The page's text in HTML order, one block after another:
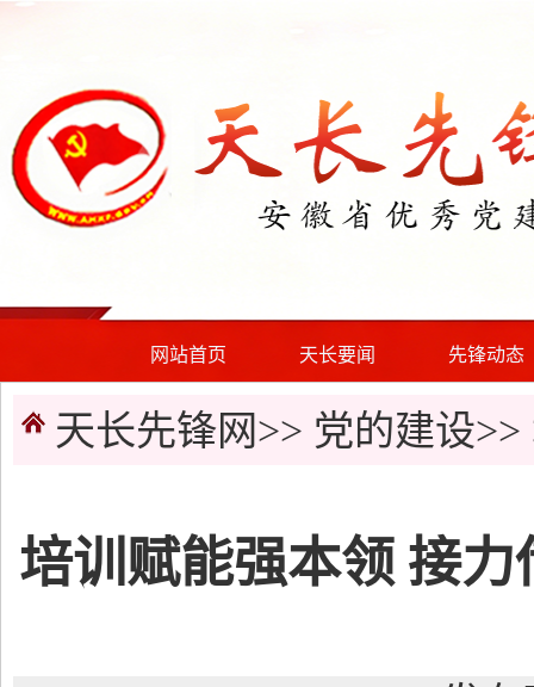
网站首页 天长要闻 先锋动态
天长先锋网>> 党的建设>>
培训赋能强本领 接